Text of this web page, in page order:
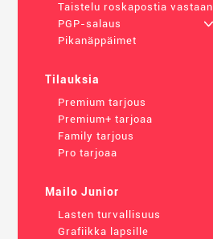
Taistelu roskapostia vastaan
PGP-salaus
+
Pikanäppäimet
Tilauksia
Premium tarjous
Premium+ tarjoaa
Family tarjous
Pro tarjoaa
Mailo Junior
Lasten turvallisuus
Grafiikka lapsille